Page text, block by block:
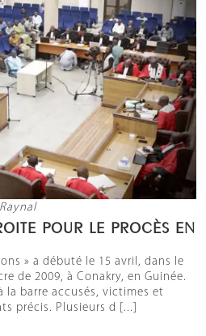
POUR LE PROCÈS EN
» a débuté le 15 avril, dans le
de 2009, à Conakry, en Guinée.
la barre accusés, victimes et
précis. Plusieurs d [...]